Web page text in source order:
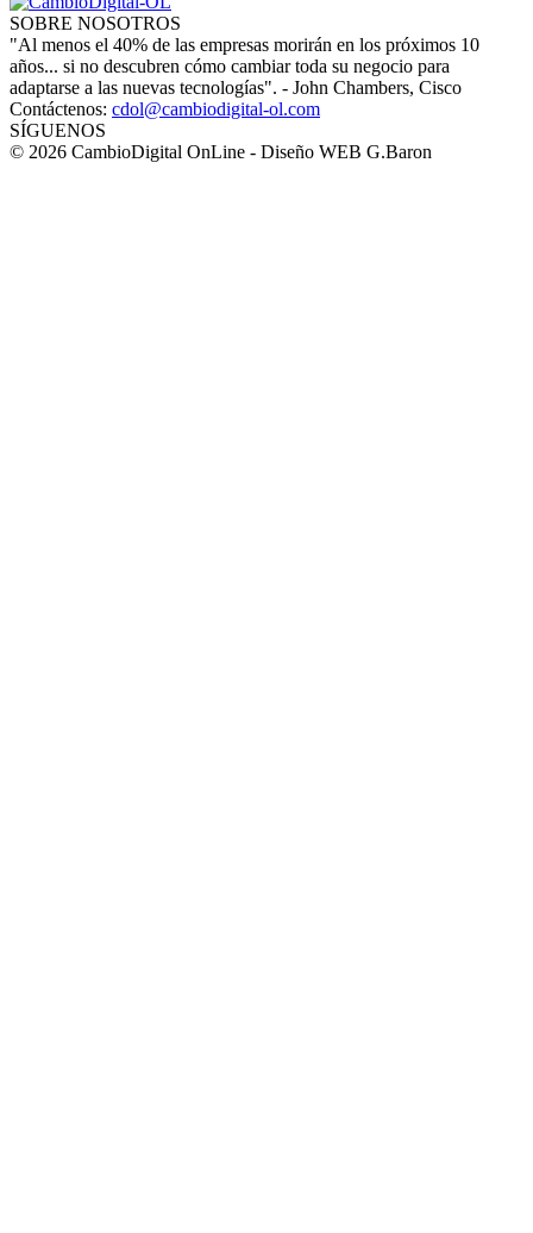
SOBRE NOSOTROS
"Al menos el 40% de las empresas morirán en los próximos 10
años... si no descubren cómo cambiar toda su negocio para
adaptarse a las nuevas tecnologías". - John Chambers, Cisco
Contáctenos: cdol@cambiodigital-ol.com
SÍGUENOS
© 2026 CambioDigital OnLine - Diseño WEB G.Baron